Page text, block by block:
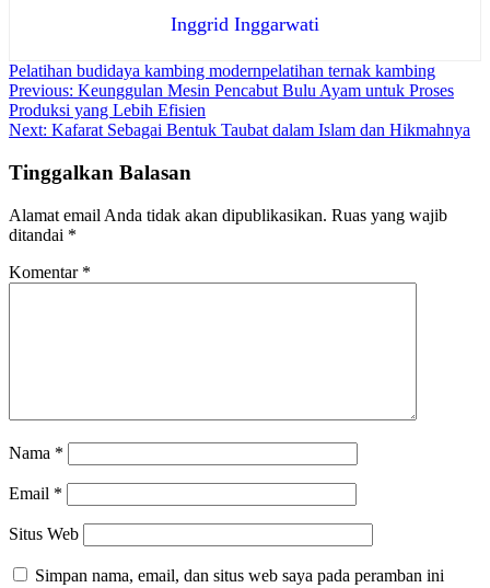
Inggrid Inggarwati
Pelatihan budidaya kambing modernpelatihan ternak kambing
Navigasi
pos
Previous: Keunggulan Mesin Pencabut Bulu Ayam untuk Proses
Produksi yang Lebih Efisien
Next: Kafarat Sebagai Bentuk Taubat dalam Islam dan Hikmahnya
Tinggalkan Balasan
Alamat email Anda tidak akan dipublikasikan. Ruas yang wajib
ditandai *
Komentar *
Nama *
Email *
Situs Web
Simpan nama, email, dan situs web saya pada peramban ini